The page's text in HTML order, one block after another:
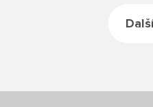
vyměnit za parádní